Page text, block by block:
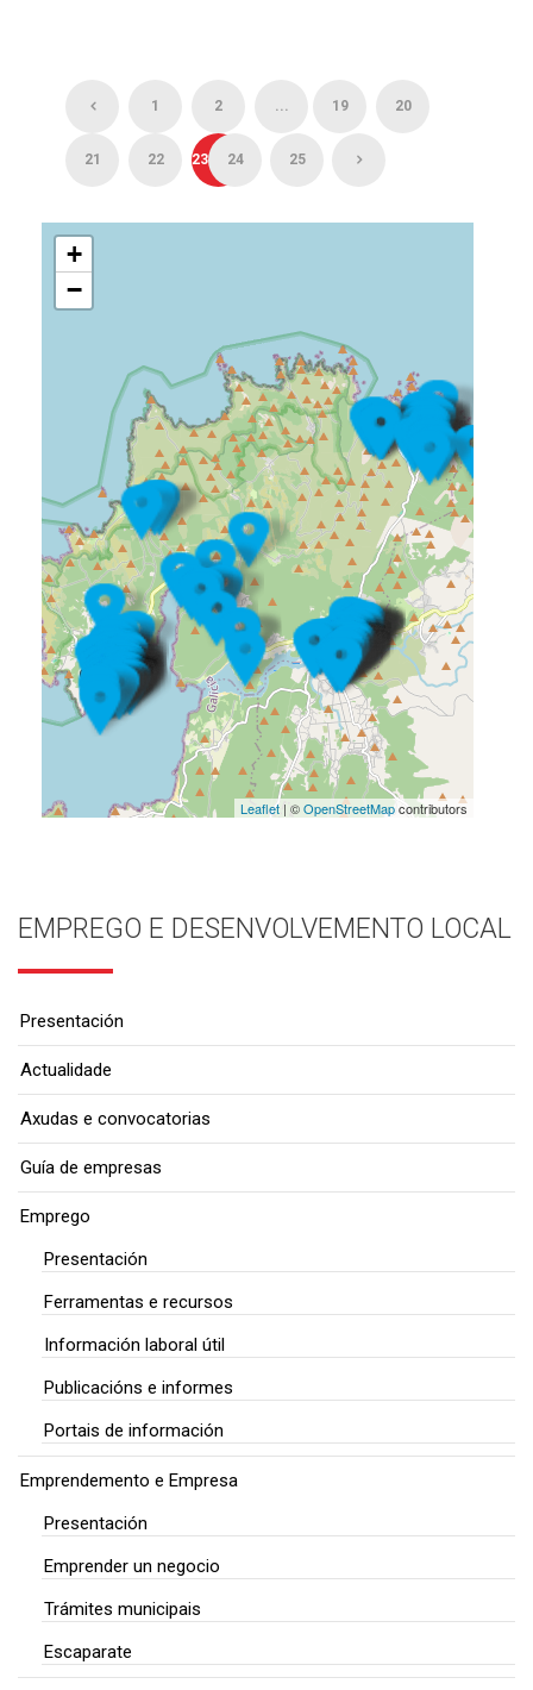
1 2 ... 19 20
21 22 23 24 25
+
−
Leaflet| ©OpenStreetMapcontributors
EMPREGO E DESENVOLVEMENTO LOCAL
Presentación
Actualidade
Axudas e convocatorias
Guía de empresas
Emprego
Presentación
Ferramentas e recursos
Información laboral útil
Publicacións e informes
Portais de información
Emprendemento e Empresa
Presentación
Emprender un negocio
Trámites municipais
Escaparate